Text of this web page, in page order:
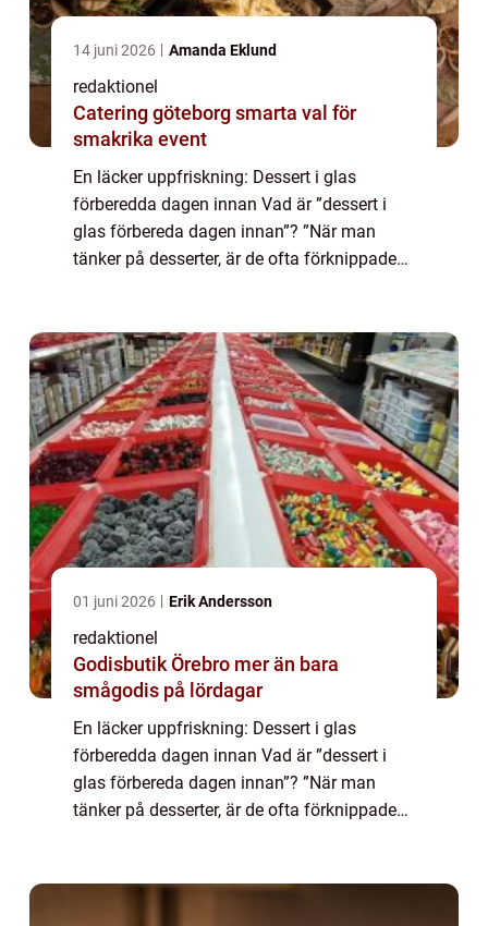
14 juni 2026 Amanda Eklund
redaktionel
Catering göteborg smarta val för
smakrika event
En läcker uppfriskning: Dessert i glas
förberedda dagen innan Vad är ”dessert i
glas förbereda dagen innan”? ”När man
tänker på desserter, är de ofta förknippade
01 juni 2026 Erik Andersson
redaktionel
Godisbutik Örebro mer än bara
smågodis på lördagar
En läcker uppfriskning: Dessert i glas
förberedda dagen innan Vad är ”dessert i
glas förbereda dagen innan”? ”När man
tänker på desserter, är de ofta förknippade